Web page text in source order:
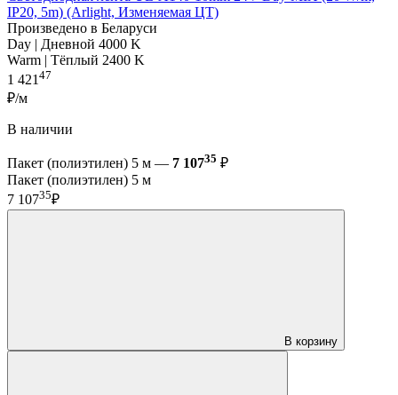
IP20, 5m) (Arlight, Изменяемая ЦТ)
Произведено в Беларуси
Day | Дневной 4000 K
Warm | Тёплый 2400 K
1 421 47
₽/м
В наличии
Пакет (полиэтилен) 5 м — 7 10735 ₽
Пакет (полиэтилен) 5 м
7 10735₽
В корзину